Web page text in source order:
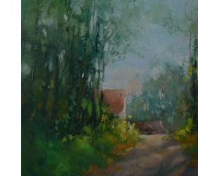
AJOUTER AU PANIER
DÉTAILS